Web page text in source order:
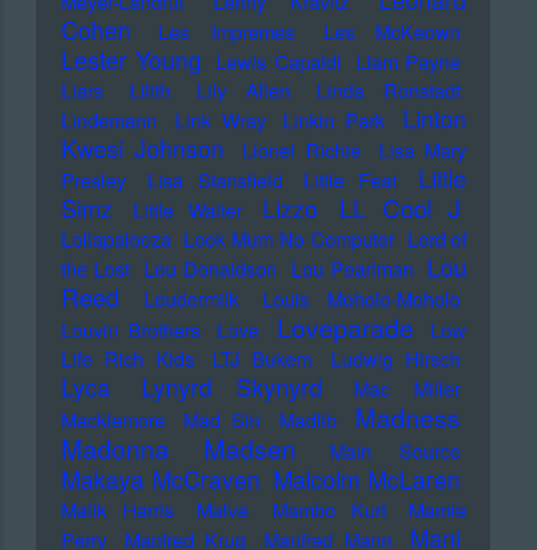
Cohen
Les Impremes Les McKeown
Lester Young Lewis Capaldi Liam Payne
Liars
Lilith Lily Allen
Linda Ronstadt
Lindemann
Link Wray Linkin Park
Linton
Kwesi Johnson
Lionel Richie
Lisa Mary
Presley
Lisa Stansfield Little Feat
Little
Simz
Little Walter Lizzo LL Cool J
Lollapalooza Look Mum No Computer Lord of
the Lost Lou Donaldson Lou Pearlman Lou
Reed
Loudermilk
Louis Moholo-Moholo
Louvin Brothers
Love Loveparade
Low
Life Rich Kids
LTJ Bukem Ludwig Hirsch
Lyca Lynyrd Skynyrd
Mac Miller
Macklemore
Mad Sin Madlib
Madness
Madonna
Madsen Main Source
Makaya McCraven Malcolm McLaren
Malik Harris Malva Mambo Kurt
Mamie
Perry
Manfred Krug Manfred Mann Mani